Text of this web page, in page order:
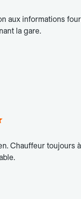
aux informations
la gare.
Chauffeur toujours